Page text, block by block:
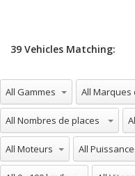
39 Vehicles Matching:
All Gammes All Marques
All Nombres de places
All Moteurs All Puissances
All 0 - 100 km/h All